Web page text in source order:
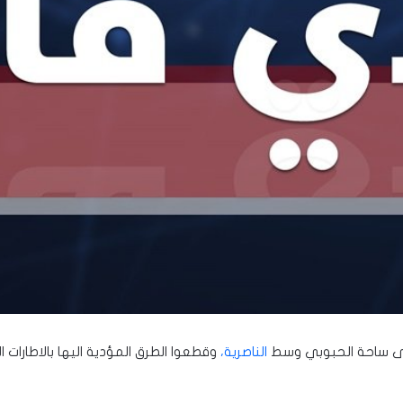
ساحة الحبوبي وسط الناصرية، وقطعوا الطرق المؤدية اليها بالاطارات